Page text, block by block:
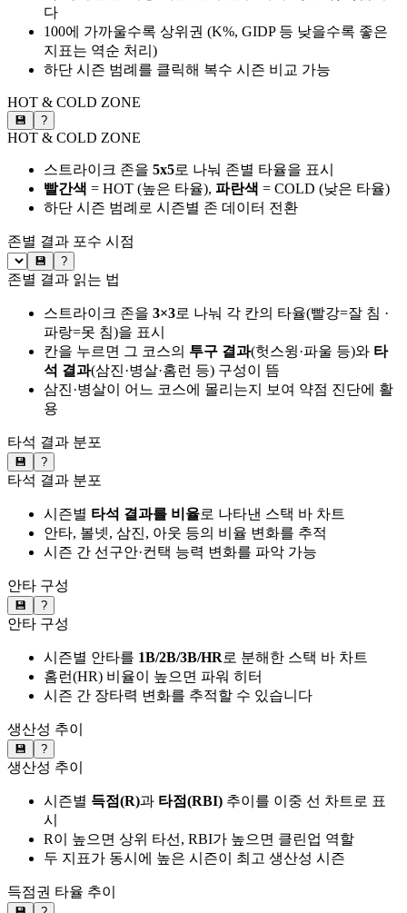
다
100에 가까울수록 상위권 (K%, GIDP 등 낮을수록 좋은
지표는 역순 처리)
하단 시즌 범례를 클릭해 복수 시즌 비교 가능
HOT & COLD ZONE
💾 ?
HOT & COLD ZONE
스트라이크 존을 5x5로 나눠 존별 타율을 표시
빨간색 = HOT (높은 타율), 파란색 = COLD (낮은 타율)
하단 시즌 범례로 시즌별 존 데이터 전환
존별 결과 포수 시점
💾 ?
존별 결과 읽는 법
스트라이크 존을 3×3로 나눠 각 칸의 타율(빨강=잘 침 ·
파랑=못 침)을 표시
칸을 누르면 그 코스의 투구 결과(헛스윙·파울 등)와 타
석 결과(삼진·병살·홈런 등) 구성이 뜸
삼진·병살이 어느 코스에 몰리는지 보여 약점 진단에 활
용
타석 결과 분포
💾 ?
타석 결과 분포
시즌별 타석 결과를 비율로 나타낸 스택 바 차트
안타, 볼넷, 삼진, 아웃 등의 비율 변화를 추적
시즌 간 선구안·컨택 능력 변화를 파악 가능
안타 구성
💾 ?
안타 구성
시즌별 안타를 1B/2B/3B/HR로 분해한 스택 바 차트
홈런(HR) 비율이 높으면 파워 히터
시즌 간 장타력 변화를 추적할 수 있습니다
생산성 추이
💾 ?
생산성 추이
시즌별 득점(R)과 타점(RBI) 추이를 이중 선 차트로 표
시
R이 높으면 상위 타선, RBI가 높으면 클린업 역할
두 지표가 동시에 높은 시즌이 최고 생산성 시즌
득점권 타율 추이